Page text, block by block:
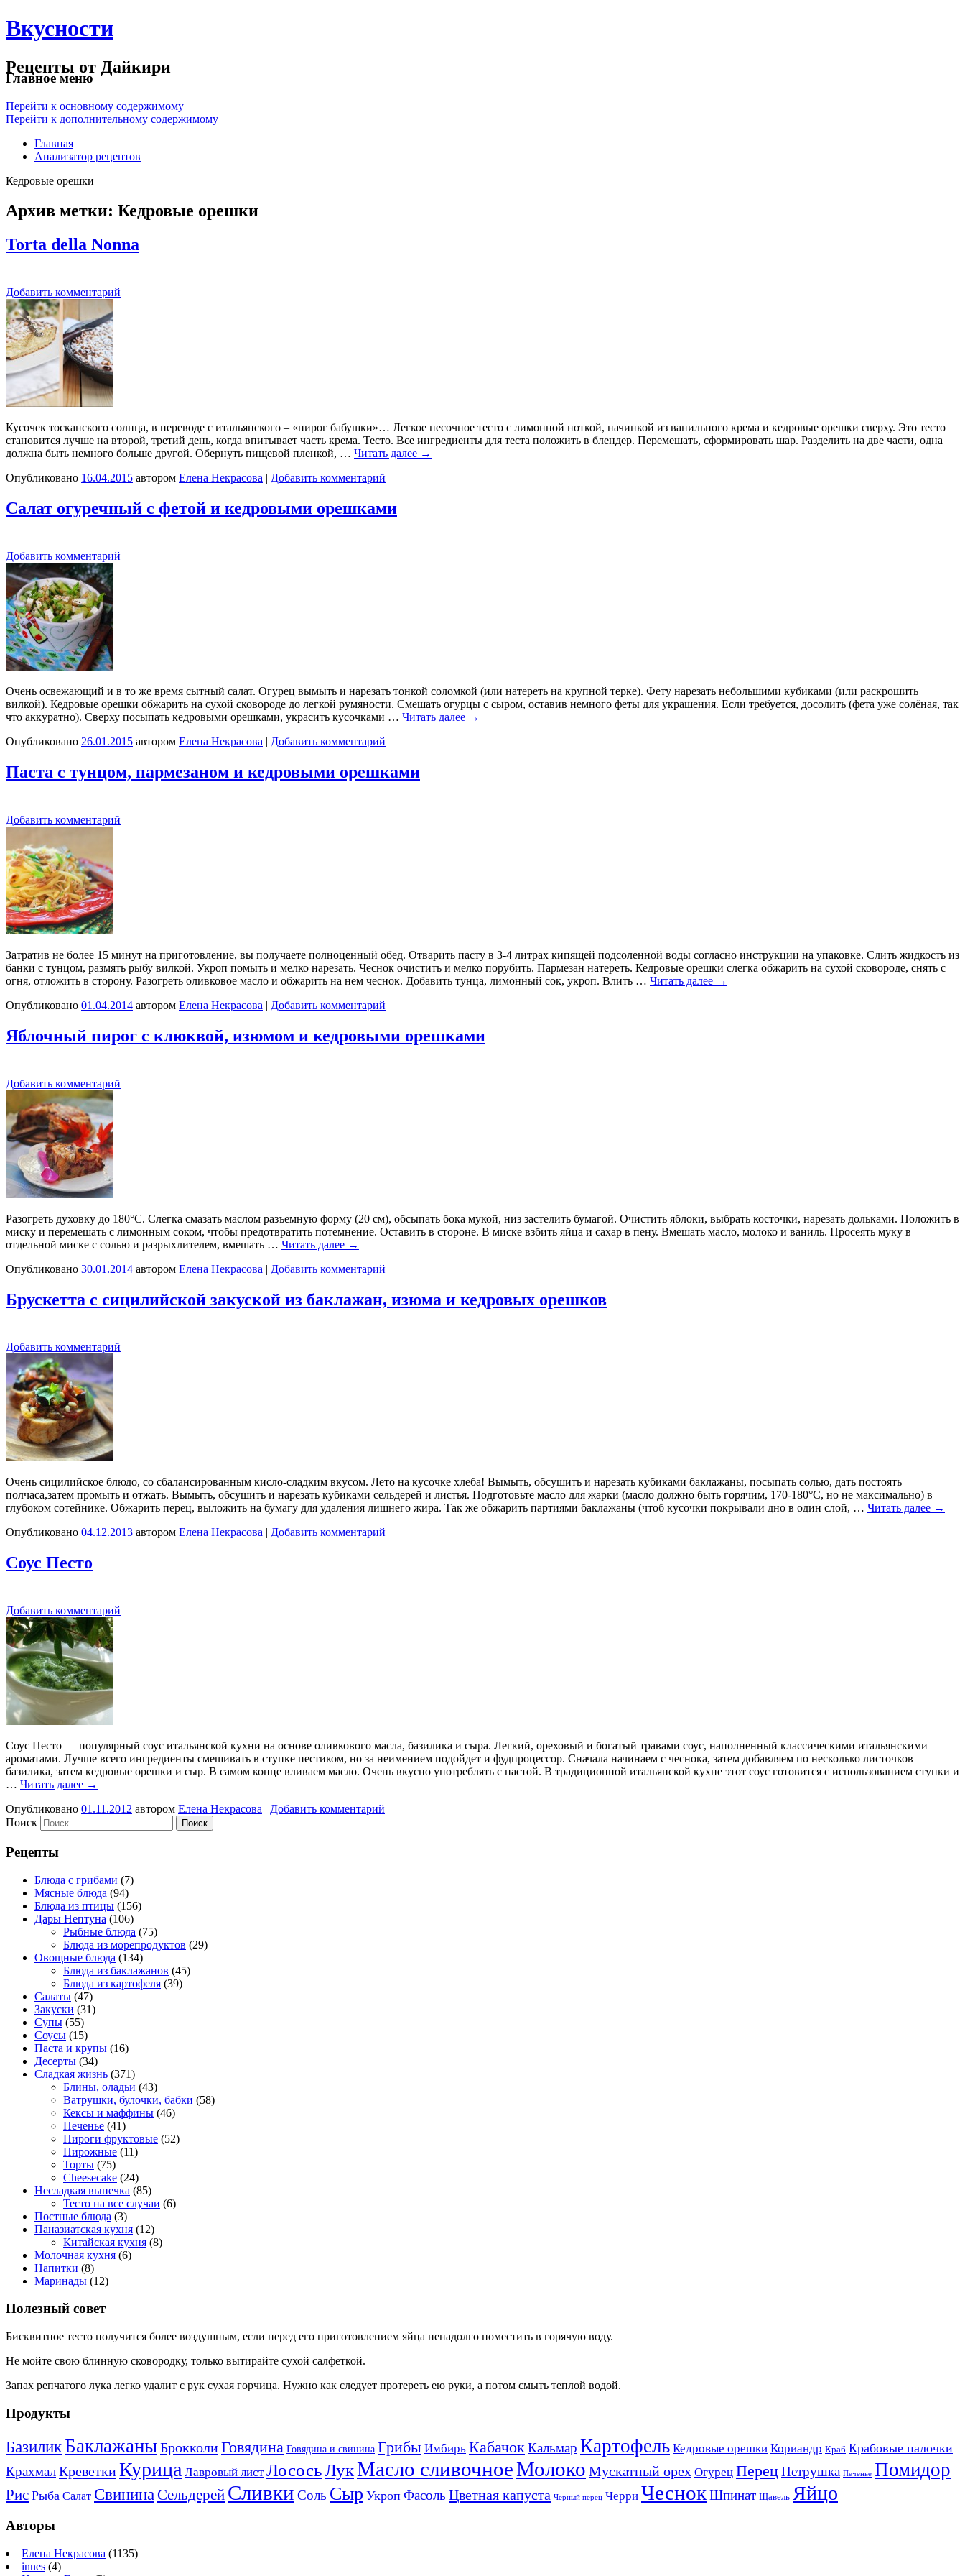
Вкусности
Рецепты от Дайкири
Главное меню
Перейти к основному содержимому
Перейти к дополнительному содержимому
Главная
Анализатор рецептов
Кедровые орешки
Архив метки: Кедровые орешки
Torta della Nonna
Добавить комментарий
Кусочек тосканского солнца, в переводе с итальянского – «пирог бабушки»… Легкое песочное тесто с лимонной ноткой, начинкой из ванильного крема и кедровые орешки сверху. Это тесто
становится лучше на второй, третий день, когда впитывает часть крема. Тесто. Все ингредиенты для теста положить в блендер. Перемешать, сформировать шар. Разделить на две части, одна
должна быть немного больше другой. Обернуть пищевой пленкой, … Читать далее →
Опубликовано 16.04.2015 автором Елена Некрасова | Добавить комментарий
Салат огуречный с фетой и кедровыми орешками
Добавить комментарий
Очень освежающий и в то же время сытный салат. Огурец вымыть и нарезать тонкой соломкой (или натереть на крупной терке). Фету нарезать небольшими кубиками (или раскрошить
вилкой). Кедровые орешки обжарить на сухой сковороде до легкой румяности. Смешать огурцы с сыром, оставив немного феты для украшения. Если требуется, досолить (фета уже солёная, так
что аккуратно). Сверху посыпать кедровыми орешками, украсить кусочками … Читать далее →
Опубликовано 26.01.2015 автором Елена Некрасова | Добавить комментарий
Паста с тунцом, пармезаном и кедровыми орешками
Добавить комментарий
Затратив не более 15 минут на приготовление, вы получаете полноценный обед. Отварить пасту в 3-4 литрах кипящей подсоленной воды согласно инструкции на упаковке. Слить жидкость из
банки с тунцом, размять рыбу вилкой. Укроп помыть и мелко нарезать. Чеснок очистить и мелко порубить. Пармезан натереть. Кедровые орешки слегка обжарить на сухой сковороде, снять с
огня, отложить в сторону. Разогреть оливковое масло и обжарить на нем чеснок. Добавить тунца, лимонный сок, укроп. Влить … Читать далее →
Опубликовано 01.04.2014 автором Елена Некрасова | Добавить комментарий
Яблочный пирог с клюквой, изюмом и кедровыми орешками
Добавить комментарий
Разогреть духовку до 180°С. Слегка смазать маслом разъемную форму (20 см), обсыпать бока мукой, низ застелить бумагой. Очистить яблоки, выбрать косточки, нарезать дольками. Положить в
миску и перемешать с лимонным соком, чтобы предотвратить потемнение. Оставить в стороне. В миске взбить яйца и сахар в пену. Вмешать масло, молоко и ваниль. Просеять муку в
отдельной миске с солью и разрыхлителем, вмешать … Читать далее →
Опубликовано 30.01.2014 автором Елена Некрасова | Добавить комментарий
Брускетта с сицилийской закуской из баклажан, изюма и кедровых орешков
Добавить комментарий
Очень сицилийское блюдо, со сбалансированным кисло-сладким вкусом. Лето на кусочке хлеба! Вымыть, обсушить и нарезать кубиками баклажаны, посыпать солью, дать постоять
полчаса,затем промыть и отжать. Вымыть, обсушить и нарезать кубиками сельдерей и листья. Подготовьте масло для жарки (масло должно быть горячим, 170-180°C, но не максимально) в
глубоком сотейнике. Обжарить перец, выложить на бумагу для удаления лишнего жира. Так же обжарить партиями баклажаны (чтоб кусочки покрывали дно в один слой, … Читать далее →
Опубликовано 04.12.2013 автором Елена Некрасова Добавить комментарий
Соус Песто
Добавить комментарий
Соус Песто — популярный соус итальянской кухни на основе оливкового масла, базилика и сыра. Легкий, ореховый и богатый травами соус, наполненный классическими итальянскими
ароматами. Лучше всего ингредиенты смешивать в ступке пестиком, но за неимением подойдет и фудпроцессор. Сначала начинаем с чеснока, затем добавляем по несколько листочков
базилика, затем кедровые орешки и сыр. В самом конце вливаем масло. Очень вкусно употреблять с пастой. В традиционной итальянской кухне этот соус готовится с использованием ступки и
… Читать далее →
Опубликовано 01.11.2012 автором Елена Некрасова | Добавить комментарий
Поиск
Рецепты
Блюда с грибами (7)
Мясные блюда (94)
Блюда из птицы (156)
Дары Нептуна (106)
Рыбные блюда (75)
Блюда из морепродуктов (29)
Овощные блюда (134)
Блюда из баклажанов (45)
Блюда из картофеля (39)
Салаты (47)
Закуски (31)
Супы (55)
Соусы (15)
Паста и крупы (16)
Десерты (34)
Сладкая жизнь (371)
Блины, оладьи (43)
Ватрушки, булочки, бабки (58)
Кексы и маффины (46)
Печенье (41)
Пироги фруктовые (52)
Пирожные (11)
Торты (75)
Cheesecake (24)
Несладкая выпечка (85)
Тесто на все случаи (6)
Постные блюда (3)
Паназиатская кухня (12)
Китайская кухня (8)
Молочная кухня (6)
Напитки (8)
Маринады (12)
Полезный совет
Бисквитное тесто получится более воздушным, если перед его приготовлением яйца ненадолго поместить в горячую воду.
Не мойте свою блинную сковородку, только вытирайте сухой салфеткой.
Запах репчатого лука легко удалит с рук сухая горчица. Нужно как следует протереть ею руки, а потом смыть теплой водой.
Продукты
БазиликБаклажаныБрокколиГовядина Говядина и свинина Грибы Имбирь Кабачок Кальмар Картофель Кедровые орешки Кориандр Краб Крабовые палочки
КрахмалКреветкиКурица Лавровый лист ЛососьЛукМасло сливочноеМолоко Мускатный орех Огурец ПерецПетрушка Печенье Помидор
Рис Рыба Салат Свинина Сельдерей Сливки Соль Сыр Укроп Фасоль Цветная капуста Черный перец Черри ЧеснокШпинат Щавель Яйцо
Авторы
Елена Некрасова (1135)
innes (4)